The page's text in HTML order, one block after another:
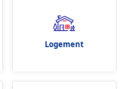
Logement